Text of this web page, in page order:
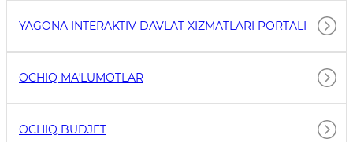
YAGONA INTERAKTIV DAVLAT XIZMATLARI PORTALI
OCHIQ MAʼLUMOTLAR
OCHIQ BUDJET